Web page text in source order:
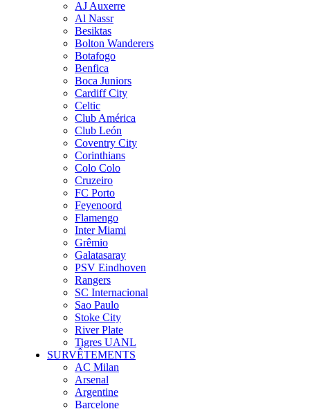
AJ Auxerre
Al Nassr
Besiktas
Bolton Wanderers
Botafogo
Benfica
Boca Juniors
Cardiff City
Celtic
Club América
Club León
Coventry City
Corinthians
Colo Colo
Cruzeiro
FC Porto
Feyenoord
Flamengo
Inter Miami
Grêmio
Galatasaray
PSV Eindhoven
Rangers
SC Internacional
Sao Paulo
Stoke City
River Plate
Tigres UANL
SURVÊTEMENTS
AC Milan
Arsenal
Argentine
Barcelone